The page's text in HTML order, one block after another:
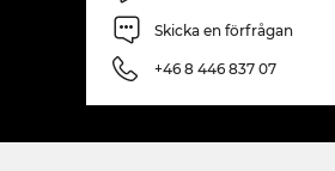
Skicka en förfrågan
+46 8 446 837 07